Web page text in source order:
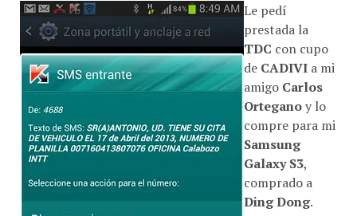
Le pedí
prestada la
TDC con cupo
de CADIVI a mi
amigo Carlos
Orteganoy lo
compre para mi
Samsung
Galaxy S3,
comprado a
Ding Dong.